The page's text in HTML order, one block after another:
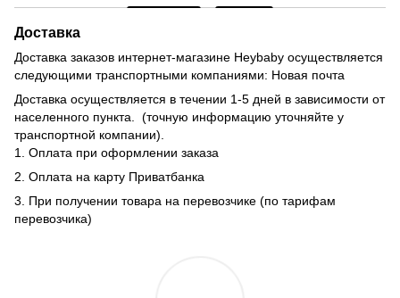
Доставка
Доставка заказов интернет-магазине Heybaby осуществляется
следующими транспортными компаниями: Новая почта
Доставка осуществляется в течении 1-5 дней в зависимости от
населенного пункта. (точную информацию уточняйте у
транспортной компании).
1. Оплата при оформлении заказа
2. Оплата на карту Приватбанка
3. При получении товара на перевозчике (по тарифам
перевозчика)